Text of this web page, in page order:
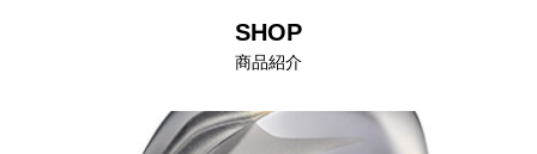
SHOP
商品紹介